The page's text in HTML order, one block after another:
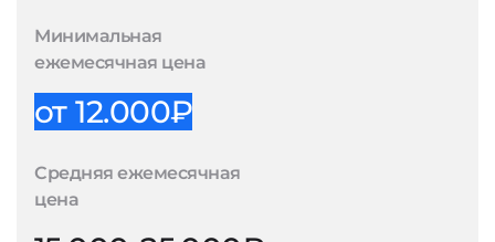
Минимальная
ежемесячная цена
от 12.000₽
Средняя ежемесячная
цена